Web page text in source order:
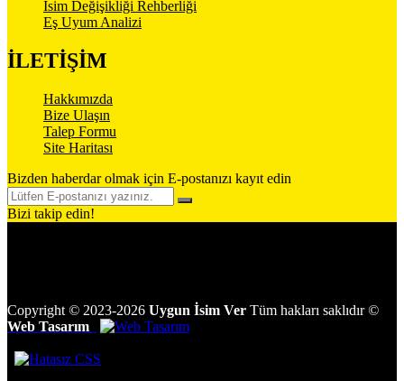
İsim Değişikliği Rehberliği
Eş Uyum Analizi
İLETİŞİM
Hakkımızda
Bize Ulaşın
Talep Formu
Site Haritası
Bizden haberdar olmak için E-postanızı kayıt edin
Bizi takip edin!
Copyright © 2023-2026 Uygun İsim Ver Tüm hakları saklıdır ©
Web Tasarım